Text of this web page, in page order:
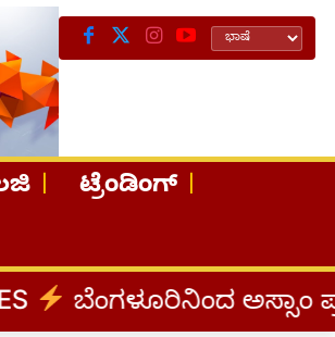
ಟ್ರೆಂಡಿಂಗ್
ಅಸ್ಸಾಂ ಪ್ರವಾಹ